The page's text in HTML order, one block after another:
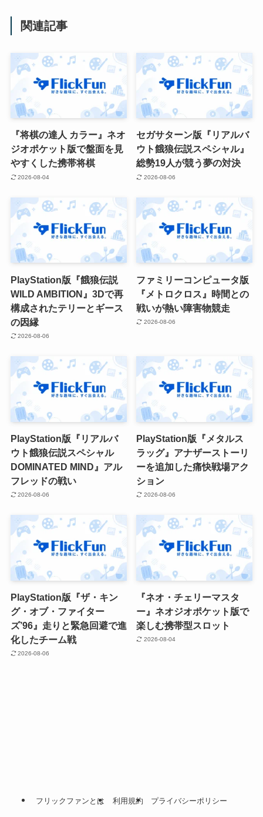
関連記事
『将棋の達人 カラー』ネオ
ジオポケット版で盤面を見
やすくした携帯将棋
2026-08-04
セガサターン版『リアルバ
ウト餓狼伝説スペシャル』
総勢19人が競う夢の対決
2026-08-06
PlayStation版『餓狼伝説
WILD AMBITION』3Dで再
構成されたテリーとギース
の因縁
2026-08-06
ファミリーコンピュータ版
『メトロクロス』時間との
戦いが熱い障害物競走
2026-08-06
PlayStation版『リアルバ
ウト餓狼伝説スペシャル
DOMINATED MIND』アル
フレッドの戦い
2026-08-06
PlayStation版『メタルス
ラッグ』アナザーストーリ
ーを追加した痛快戦場アク
ション
2026-08-06
PlayStation版『ザ・キン
グ・オブ・ファイター
ズ’96』走りと緊急回避で進
化したチーム戦
2026-08-06
『ネオ・チェリーマスタ
ー』ネオジオポケット版で
楽しむ携帯型スロット
2026-08-04
フリックファンとは 利用規約 プライバシーポリシー